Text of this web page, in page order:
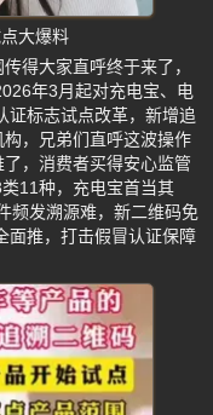
大爆料
得大家直呼终于来了，
年3月起对充电宝、电
证标志试点改革，新增追
，兄弟们直呼这波操作
，消费者买得安心监管
11种，充电宝首当其
频发溯源难，新二维码免
面推，打击假冒认证保障